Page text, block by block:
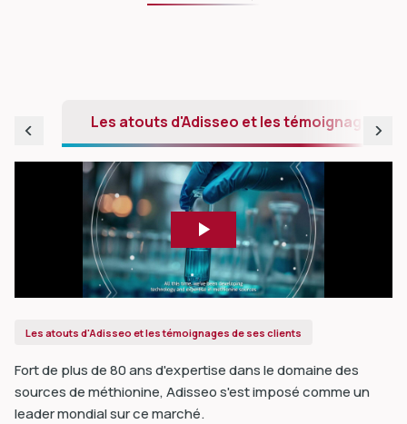
Les atouts d'Adisseo et les témoignages de
Les atouts d'Adisseo et les témoignages de ses clients
Fort de plus de 80 ans d'expertise dans le domaine des
sources de méthionine, Adisseo s'est imposé comme un
leader mondial sur ce marché.